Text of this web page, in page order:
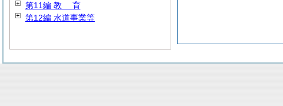
第11編 教 育
第12編 水道事業等